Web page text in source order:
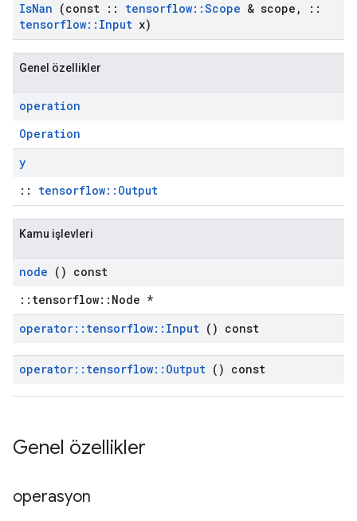
IsNan (const :: tensorflow::Scope & scope ,
::
tensorflow:: Input x)
Genel özellikler
operation
Operation
y
:: tensorflow::Output
Kamu işlevleri
node () const
::tensorflow::Node *
operator:: tensorflow:: Input () const
operator:: tensorflow:: Output () const
Genel özellikler
operasyon